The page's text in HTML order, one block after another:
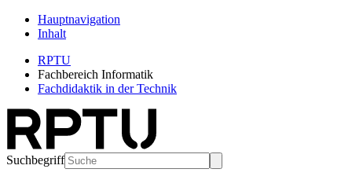
Hauptnavigation
Inhalt
RPTU
Fachbereich Informatik
Fachdidaktik in der Technik
Suchbegriff